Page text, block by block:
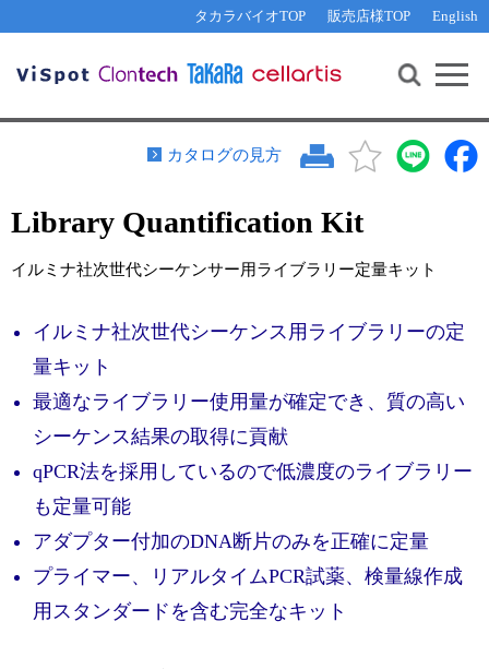
タカラバイオTOP 販売店様TOP English
機能解析・サイレンシング
PCR・等温増幅
リアルタイムPCR（qPCR）
サンプル請求
テクニカルサポートライン
その他 ライセンスに関するご相談
遺伝子組換え生物該当製品
研究支援ツール
Cut-Site Navigator 制限酵素切断サイトの検索
In-Fusion Cloning プライマー設計
抗体検索サイト
リアルタイムPCR （インターカレーター法）
リアルタイムPCR（プローブ法）
機器ソフトウェア・ベクター配列ダウンロード
ラーニングセンター
リアルタイムPCR実験ガイド
遺伝子検査ガイド（食品・水質・家畜他）
お問い合わせ WEB会員登録
カタログの見方
Library Quantification Kit
イルミナ社次世代シーケンサー用ライブラリー定量キット
イルミナ社次世代シーケンス用ライブラリーの定
量キット
最適なライブラリー使用量が確定でき、質の高い
シーケンス結果の取得に貢献
qPCR法を採用しているので低濃度のライブラリー
も定量可能
アダプター付加のDNA断片のみを正確に定量
プライマー、リアルタイムPCR試薬、検量線作成
用スタンダードを含む完全なキット